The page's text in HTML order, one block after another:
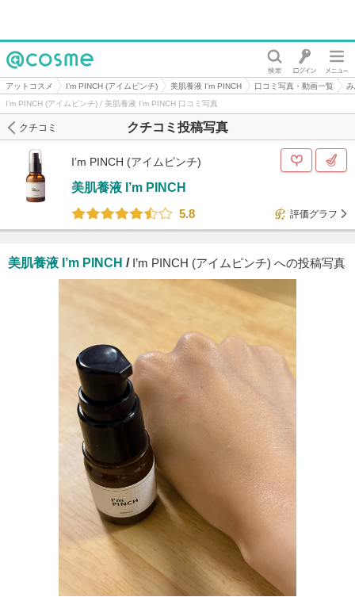
@cosme
アットコスメ I’m PINCH (アイムピンチ) 美肌養液 I’m PINCH 口コミ写真・動画一覧
I’m PINCH (アイムピンチ) / 美肌養液 I’m PINCH 口コミ写真
クチコミ投稿写真
クチコミ
I’m PINCH (アイムピンチ)
美肌養液 I’m PINCH
5.8
評価グラフ
美肌養液 I’m PINCH / I’m PINCH (アイムピンチ) への投稿写真